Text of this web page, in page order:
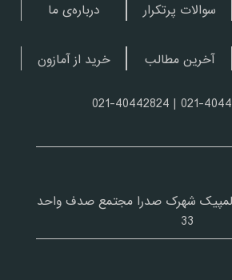
سوالات پرتکرار درباره‌ی ما
آخرین مطالب خرید از آمازون
021-
| 021-40442824
شهرک صدرا مجتمع صدف واحد
33